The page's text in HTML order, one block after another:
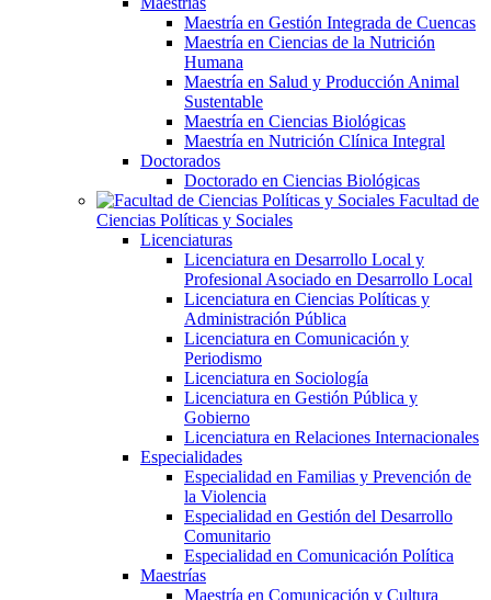
Maestría en Gestión Integrada de Cuencas
Maestría en Ciencias de la Nutrición
Humana
Maestría en Salud y Producción Animal
Sustentable
Maestría en Ciencias Biológicas
Maestría en Nutrición Clínica Integral
Doctorados
Doctorado en Ciencias Biológicas
Facultad de
Ciencias Políticas y Sociales
Licenciaturas
Licenciatura en Desarrollo Local y
Profesional Asociado en Desarrollo Local
Licenciatura en Ciencias Políticas y
Administración Pública
Licenciatura en Comunicación y
Periodismo
Licenciatura en Sociología
Licenciatura en Gestión Pública y
Gobierno
Licenciatura en Relaciones Internacionales
Especialidades
Especialidad en Familias y Prevención de
la Violencia
Especialidad en Gestión del Desarrollo
Comunitario
Especialidad en Comunicación Política
Maestrías
Maestría en Comunicación y Cultura